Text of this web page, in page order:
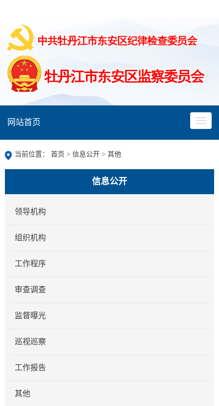
网站首页
当前位置： 首页 > 信息公开 > 其他
信息公开
领导机构
组织机构
工作程序
审查调查
监督曝光
巡视巡察
工作报告
其他